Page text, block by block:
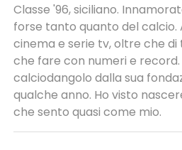
Classe '96, siciliano.
forse tanto quanto del calcio.
cinema e serie tv, oltre che
che fare con numeri e
calciodangolo dalla sua
qualche anno. Ho visto
che sento quasi come mio.